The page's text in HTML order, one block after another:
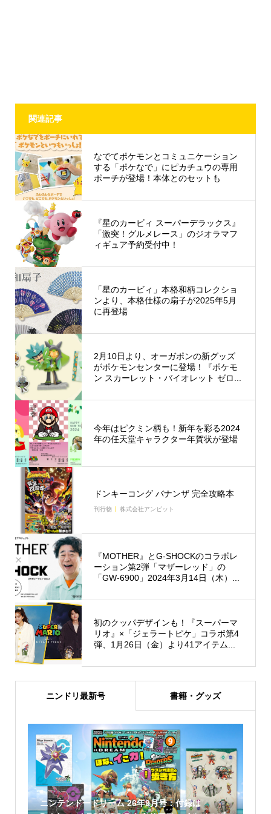
関連記事
なでてポケモンとコミュニケーション
する「ポケなで」にピカチュウの専用
ポーチが登場！本体とのセットも
『星のカービィ スーパーデラックス』
「激突！グルメレース」のジオラマフ
ィギュア予約受付中！
「星のカービィ」本格和柄コレクショ
ンより、本格仕様の扇子が2025年5月
に再登場
2月10日より、オーガポンの新グッズ
がポケモンセンターに登場！『ポケモ
ン スカーレット・バイオレット ゼロ...
今年はピクミン柄も！新年を彩る2024
年の任天堂キャラクター年賀状が登場
ドンキーコング バナンザ 完全攻略本
刊行物 株式会社アンビット
『MOTHER』とG-SHOCKのコラボレ
ーション第2弾「マザーレッド」の
「GW-6900」2024年3月14日（木）...
初のクッパデザインも！『スーパーマ
リオ』×「ジェラートピケ」コラボ第4
弾、1月26日（金）より41アイテム...
ニンドリ最新号 書籍・グッズ
ニンテンドードリーム 26年9月号：付録は